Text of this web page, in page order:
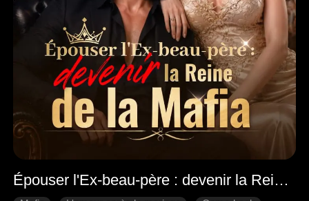
Épouser l'Ex-beau-père : devenir la Reine de la Mafia